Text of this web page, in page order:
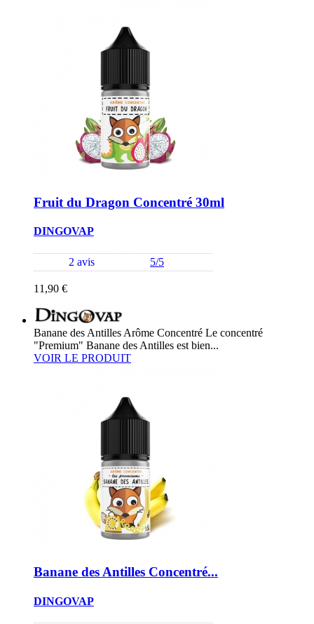
Fruit du Dragon Concentré 30ml
DINGOVAP
2 avis 5/5
11,90 €
Banane des Antilles Arôme Concentré Le concentré
"Premium" Banane des Antilles est bien...
VOIR LE PRODUIT
Banane des Antilles Concentré...
DINGOVAP